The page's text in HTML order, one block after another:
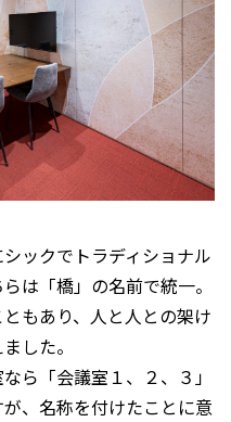
ックでトラディショナル
は「橋」の名前で統一。
もあり、人と人との架け
した。
ら「会議室１、２、３」
、名称を付けたことに意